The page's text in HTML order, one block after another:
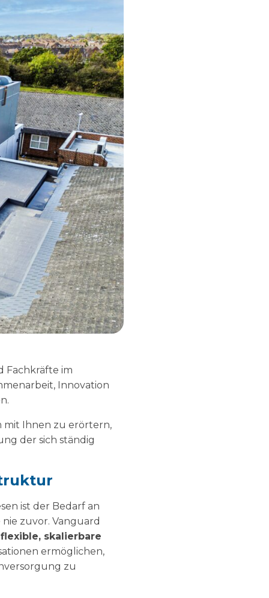
Fachkräfte im
Innovation
mit Ihnen zu erörtern,
der sich ständig
ist der Bedarf an
zuvor. Vanguard
flexible, skalierbare
ermöglichen,
zu